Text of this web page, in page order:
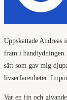
Uppskattade Andreas
fram i handtydningen.
sätt som gav mig
livserfarenheter.
Var en fin och